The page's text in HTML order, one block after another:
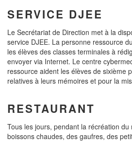
SERVICE DJEE
Le Secrétariat de Direction met à la
service DJEE. La personne ressource
les élèves des classes terminales à
envoyer via Internet. Le centre
ressource aident les élèves de sixième
relatives à leurs mémoires et pour la
RESTAURANT
Tous les jours, pendant la récréation
boissons chaudes, des gaufres, des